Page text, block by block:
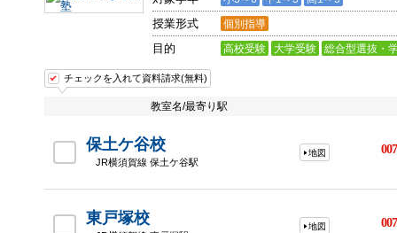
授業形式 個別指導
目的 高校受験 大学受験 総合型選抜・
チェックを入れて資料請求(無料)
教室名/最寄り駅
保土ケ谷校
JR横須賀線 保土ケ谷駅
地図
東戸塚校 地図